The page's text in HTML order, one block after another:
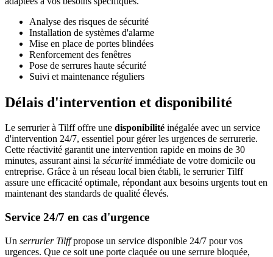
Analyse des risques de sécurité
Installation de systèmes d'alarme
Mise en place de portes blindées
Renforcement des fenêtres
Pose de serrures haute sécurité
Suivi et maintenance réguliers
Délais d'intervention et disponibilité
Le serrurier à Tilff offre une disponibilité inégalée avec un service
d'intervention 24/7, essentiel pour gérer les urgences de serrurerie.
Cette réactivité garantit une intervention rapide en moins de 30
minutes, assurant ainsi la sécuritéimmédiate de votre domicile ou
entreprise. Grâce à un réseau local bien établi, le serrurier Tilff
assure une efficacité optimale, répondant aux besoins urgents tout en
maintenant des standards de qualité élevés.
Service 24/7 en cas d'urgence
Un serrurier Tilffpropose un service disponible 24/7 pour vos
urgences. Que ce soit une porte claquée ou une serrure bloquée,